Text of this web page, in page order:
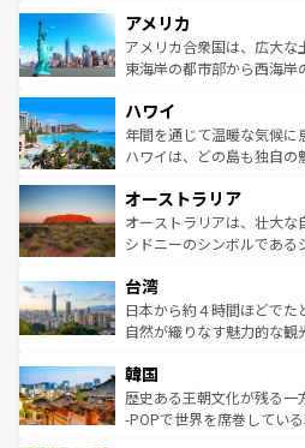
ンツ一覧を参照してほしい。
の建物がそのまま残る町や
博物館もあり、アルプス観
ことができる。国民の所得
ば市内交通費無料で観光を楽し
着のスイス情報はコンテン
アメリカ
アメリカ合衆国は、広大な
東海岸の都市部から西海岸
のような巨大都市は、観光
ンメントが詰まった刺激的
西部には大自然が広がり
部のニューオーリンズでは
文化が魅力。旅行者はアメ
しみながら、その多様性と
ならではの贅沢な旅のスタイルだ。 なお、新
情報はコンテンツ一覧を参
ハワイ
年間を通じて温暖な気候に
ハワイは、どの島も独自の
ワイ島は見逃せない。また
島だが、静かな自然を求め
おすすめ。エメラルドグリ
れるおもてなしの心で訪れ
人々、おいしいローカル
ク、伝統的なフラダンスな
ワイを、存分に味わってほしい。 なお、新着の
はコンテンツ一覧を参照し
オーストラリア
オーストラリアは、壮大な
シドニーのシンボルである
リアリーフや大陸中央部に
ク）、タスマニアの美しい
ど、見どころがたくさん。
いる。アクティビティも充
ビング、ハイキングなど、
い。オーストラリアの多彩
台湾
日本から約４時間ほどでた
自然が織りなす魅力的な観
ン）、静ひつな山岳地帯で
と山間の静けさが共存し
驚きをもたらしてくれる。
韓国
歴史ある王朝文化が残る
-POPで世界を席巻してい